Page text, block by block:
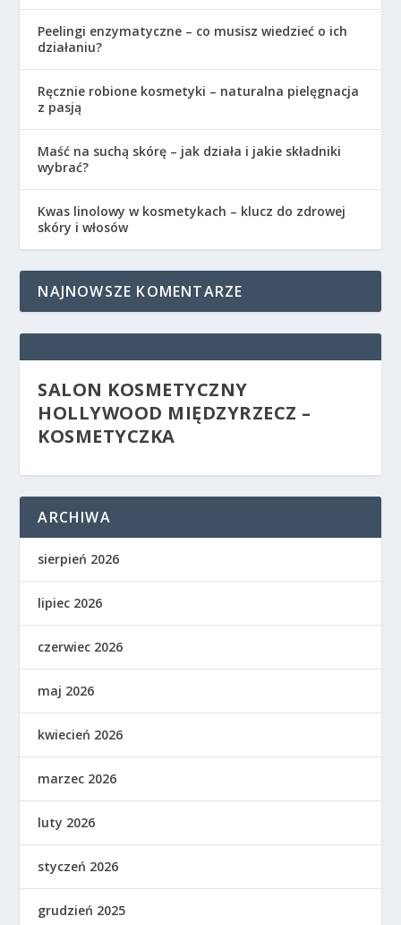
Peelingi enzymatyczne – co musisz wiedzieć o ich
działaniu?
Ręcznie robione kosmetyki – naturalna pielęgnacja
z pasją
Maść na suchą skórę – jak działa i jakie składniki
wybrać?
Kwas linolowy w kosmetykach – klucz do zdrowej
skóry i włosów
NAJNOWSZE KOMENTARZE
SALON KOSMETYCZNY
HOLLYWOOD MIĘDZYRZECZ –
KOSMETYCZKA
ARCHIWA
sierpień 2026
lipiec 2026
czerwiec 2026
maj 2026
kwiecień 2026
marzec 2026
luty 2026
styczeń 2026
grudzień 2025